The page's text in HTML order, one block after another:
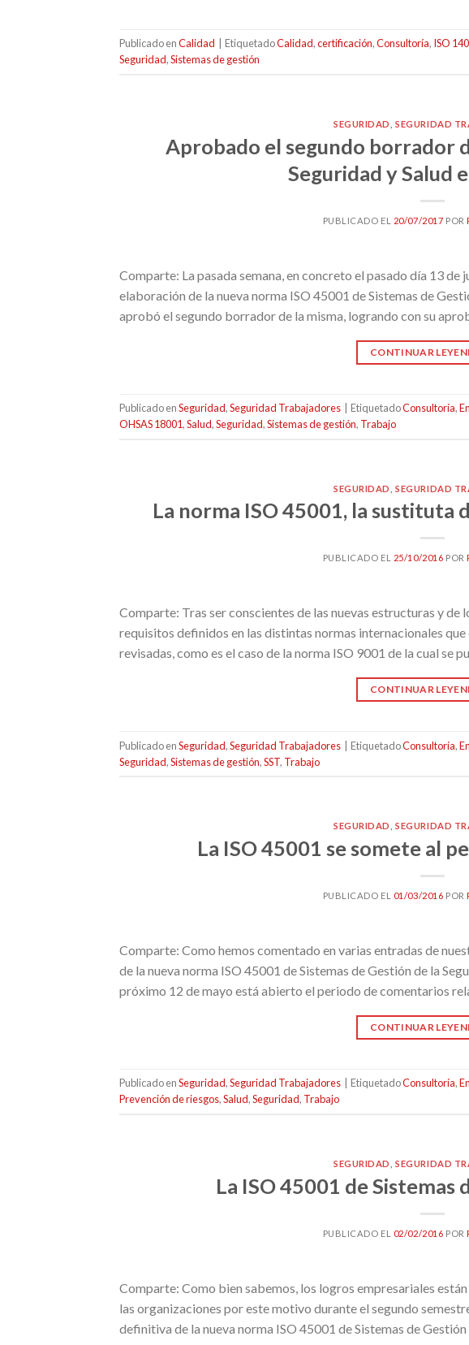
Publicado enCalidad EtiquetadoCalidad,certificación,Consultoría, ISO
Seguridad,Sistemas de gestión
SEGURIDAD ,SEGURIDAD
Aprobado el segundo borrador
Seguridad y Salud
PUBLICADO EL 20/07/2017 POR
Comparte: La pasada semana, en concreto el pasado día 13
elaboración de la nueva norma ISO 45001 de Sistemas de
aprobó el segundo borrador de la misma, logrando con su
CONTINUAR
Publicado enSeguridad,Seguridad Trabajadores EtiquetadoConsultoría,
OHSAS 18001,Salud,Seguridad,Sistemas de gestión, Trabajo
SEGURIDAD ,SEGURIDAD
La norma ISO 45001, la sustituta
PUBLICADO EL 25/10/2016 POR
Comparte: Tras ser conscientes de las nuevas estructuras y de
requisitos definidos en las distintas normas internacionales
revisadas, como es el caso de la norma ISO 9001 de la cual se
CONTINUAR
Publicado enSeguridad,Seguridad Trabajadores EtiquetadoConsultoría,
Seguridad,Sistemas de gestión,SST, Trabajo
SEGURIDAD ,SEGURIDAD
La ISO 45001 se somete al
PUBLICADO EL 01/03/2016 POR
Comparte: Como hemos comentado en varias entradas de
de la nueva norma ISO 45001 de Sistemas de Gestión de la
próximo 12 de mayo está abierto el periodo de comentarios
CONTINUAR
Publicado enSeguridad,Seguridad Trabajadores EtiquetadoConsultoría,
Prevención de riesgos,Salud,Seguridad, Trabajo
SEGURIDAD ,SEGURIDAD
La ISO 45001 de Sistemas
PUBLICADO EL 02/02/2016 POR
Comparte: Como bien sabemos, los logros empresariales
las organizaciones por este motivo durante el segundo
definitiva de la nueva norma ISO 45001 de Sistemas de